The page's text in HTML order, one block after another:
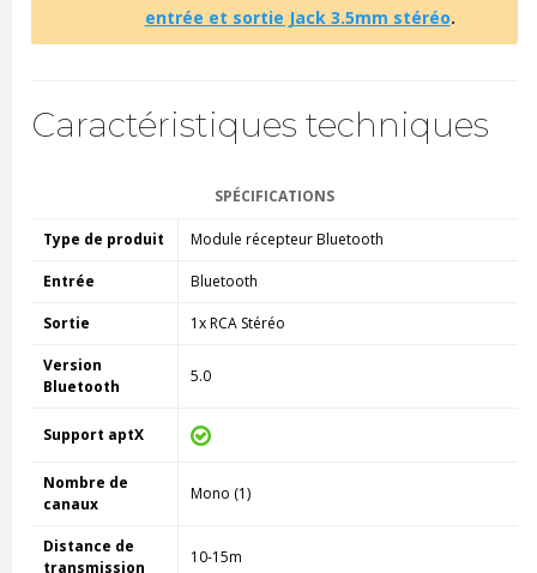
entrée et sortie Jack 3.5mm stéréo.
Caractéristiques techniques
SPÉCIFICATIONS
Type de produit Module récepteur Bluetooth
Entrée Bluetooth
Sortie 1x RCA Stéréo
Version
Bluetooth
5.0
Support aptX
Nombre de
canaux
Mono (1)
Distance de
transmission
10-15m